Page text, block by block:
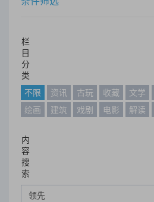
栏
目
分
类
不限
资讯 古玩 收藏 文学
绘画
建筑 戏剧 电影 解读
内
容
搜
索